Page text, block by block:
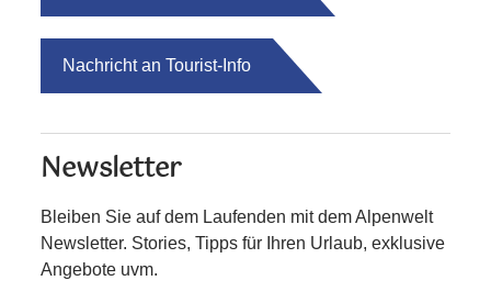
Nachricht an Tourist-Info
Newsletter
Bleiben Sie auf dem Laufenden mit dem Alpenwelt
Newsletter. Stories, Tipps für Ihren Urlaub, exklusive
Angebote uvm.